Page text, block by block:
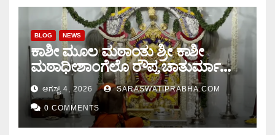
BLOG NEWS
ಕಾಶೀ ಮೂಲ ಮಠಾಂತು ಶ್ರೀ ಕಾಶೀ
ಮಠಾಧೀಶಾಂಗೆಲೊ ರೌಪ್ಯ ಚಾತುರ್ಮಾಸು
ಆರಂಭ.
ಆಗಸ್ಟ್ 4, 2026 SARASWATIPRABHA.COM
0 COMMENTS